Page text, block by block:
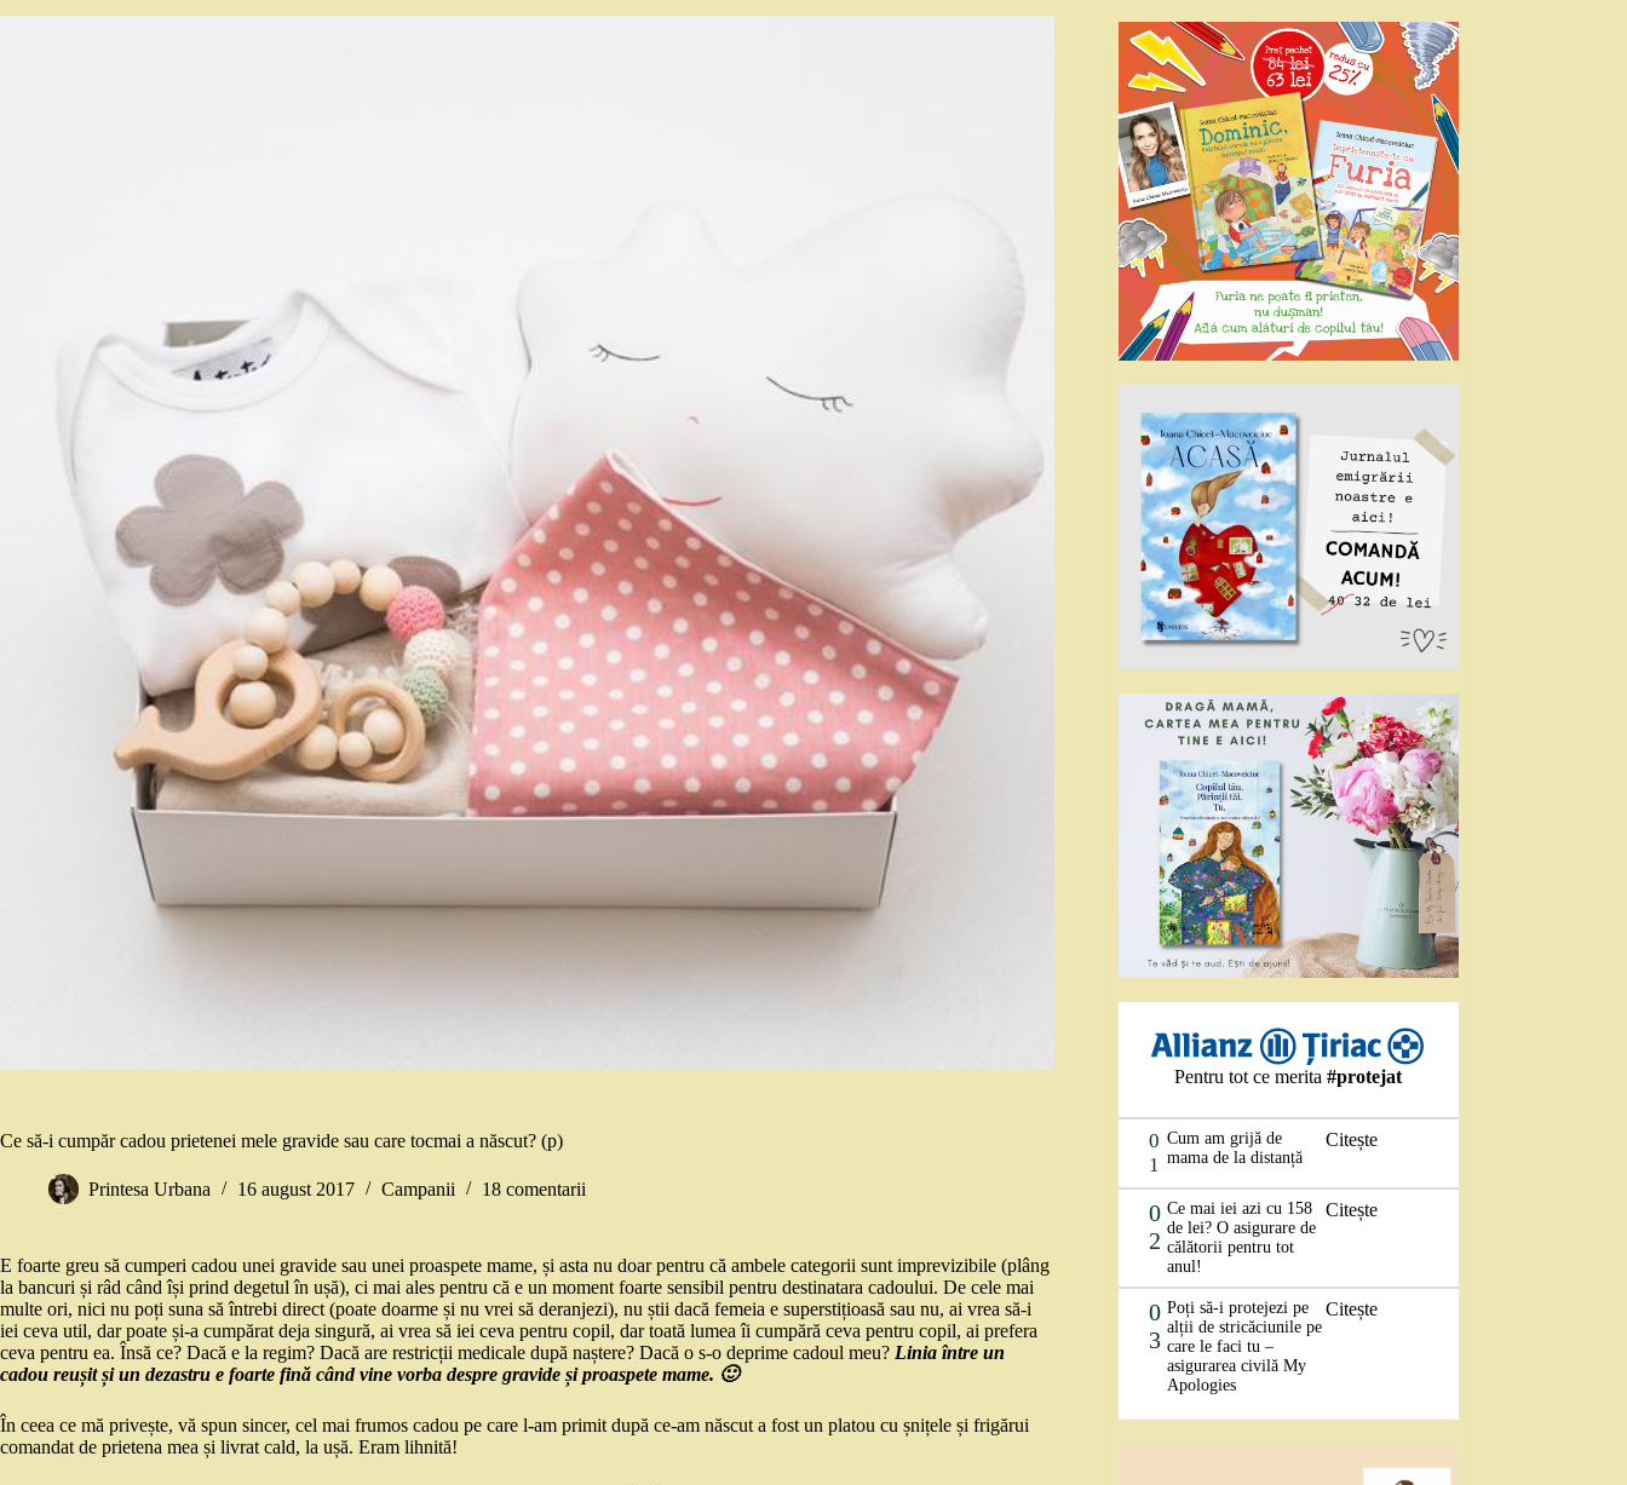
Ce să-i cumpăr cadou prietenei mele gravide sau care tocmai a născut? (p)
Printesa Urbana 16 august 2017 Campanii 18 comentarii
E foarte greu să cumperi cadou unei gravide sau unei proaspete mame, și asta nu doar pentru că ambele categorii sunt imprevizibile (plâng
la bancuri și râd când își prind degetul în ușă), ci mai ales pentru că e un moment foarte sensibil pentru destinatara cadoului. De cele mai
multe ori, nici nu poți suna să întrebi direct (poate doarme și nu vrei să deranjezi), nu știi dacă femeia e superstițioasă sau nu, ai vrea să-i
iei ceva util, dar poate și-a cumpărat deja singură, ai vrea să iei ceva pentru copil, dar toată lumea îi cumpără ceva pentru copil, ai prefera
ceva pentru ea. Însă ce? Dacă e la regim? Dacă are restricții medicale după naștere? Dacă o s-o deprime cadoul meu? Linia între un
cadou reușit și un dezastru e foarte fină când vine vorba despre gravide și proaspete mame. 🙂
În ceea ce mă privește, vă spun sincer, cel mai frumos cadou pe care l-am primit după ce-am născut a fost un platou cu șnițele și frigărui
comandat de prietena mea și livrat cald, la ușă. Eram lihnită!
Pentru tot ce merita#protejat
0
1
Cum am grijă de
mama de la distanță
Citește
0
2
Ce mai iei azi cu 158
de lei? O asigurare de
călătorii pentru tot
anul!
Citește
0
3
Poți să-i protejezi pe
alții de stricăciunile pe
care le faci tu –
asigurarea civilă My
Apologies
Citește